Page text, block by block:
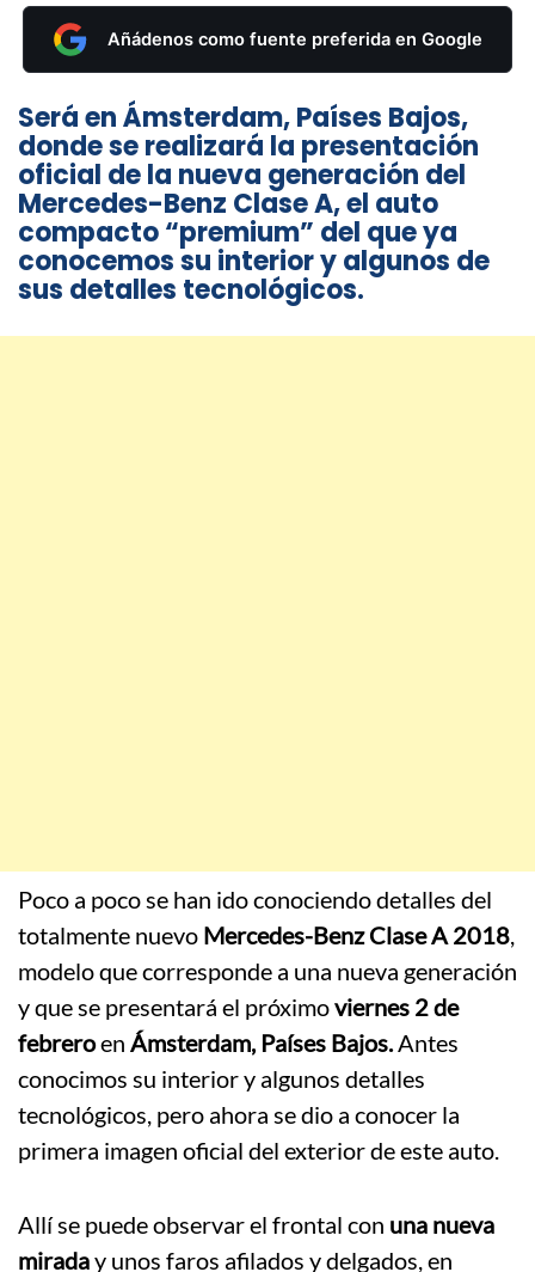
Añádenos como fuente preferida en Google
Será en Ámsterdam, Países Bajos,
donde se realizará la presentación
oficial de la nueva generación del
Mercedes-Benz Clase A, el auto
compacto “premium” del que ya
conocemos su interior y algunos de
sus detalles tecnológicos.
Poco a poco se han ido conociendo detalles del
totalmente nuevo Mercedes-Benz Clase A 2018,
modelo que corresponde a una nueva generación
y que se presentará el próximoviernes 2 de
febreroen Ámsterdam, Países Bajos.Antes
conocimos su interior y algunos detalles
tecnológicos, pero ahora se dio a conocer la
primera imagen oficial del exterior de este auto.
Allí se puede observar el frontal con una nueva
miraday unos faros afilados y delgados, en